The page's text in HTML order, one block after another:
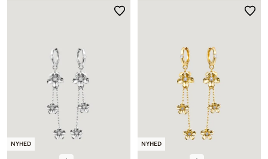
NYHED NYHED